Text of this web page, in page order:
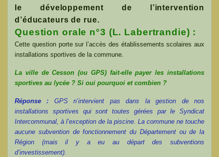
le développement de l’intervention
d’éducateurs de rue.
Question orale n°3 (L. Labertrandie) :
Cette question porte sur l’accès des établissements scolaires aux
installations sportives de la commune.
La ville de Cesson (ou GPS) fait-elle payer les installations
sportives au lycée ? Si oui pourquoi et combien ?
Réponse : GPS n’intervient pas dans la gestion de nos
installations sportives qui sont toutes gérées par le Syndicat
Intercommunal, à l’exception de la piscine. La commune ne touche
aucune subvention de fonctionnement du Département ou de la
Région (mais il y a eu au départ des subventions
d’investissement).